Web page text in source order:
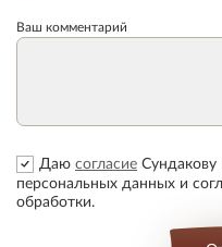
Ваш комментарий
Даю согласие Сундакову
персональных данных и
обработки.